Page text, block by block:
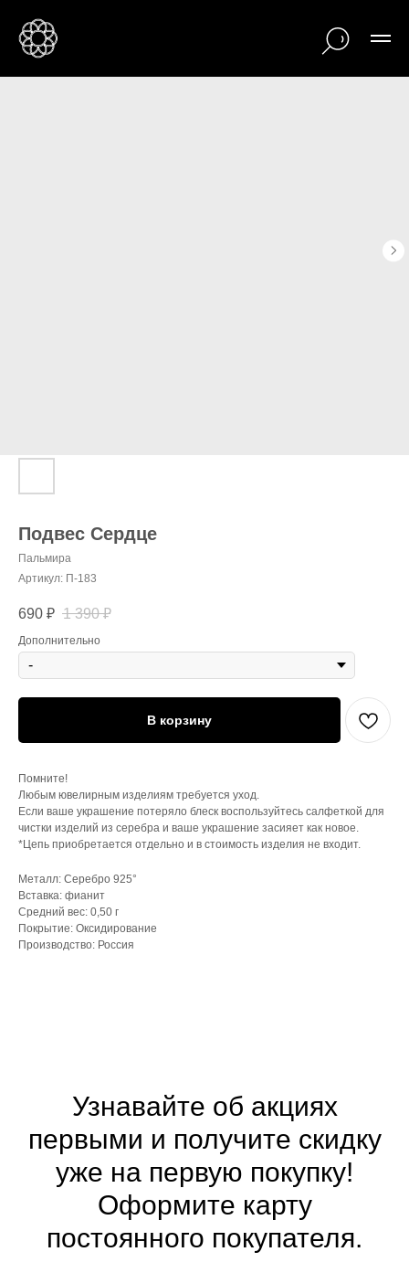
Подвес Сердце
Пальмира
Артикул: П-183
690 ₽ 1 390 ₽
Дополнительно
В корзину
Помните!
Любым ювелирным изделиям требуется уход.
Если ваше украшение потеряло блеск воспользуйтесь салфеткой для
чистки изделий из серебра и ваше украшение засияет как новое.
*Цепь приобретается отдельно и в стоимость изделия не входит.
Металл: Серебро 925°
Вставка: фианит
Средний вес: 0,50 г
Покрытие: Оксидирование
Производство: Россия
Узнавайте об акциях
первыми и получите скидку
уже на первую покупку!
Оформите карту
постоянного покупателя.